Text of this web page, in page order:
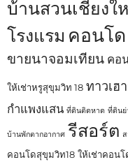
บ้านสวนเชียงใ
โรงแรม คอนโด
ขายนาจอมเทียน คอ
ให้เช่าหรูสุขุมวิท 18 ทาวเฮ
กำแพงแสน ที่ดินติดหาด ที่ดิน
บ้านพักตากอากาศ รีสอร์ต
คอนโดสุขุมวิท18 ให้เช่าคอน